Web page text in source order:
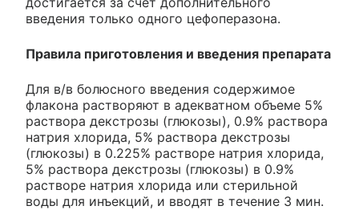
введения только одного цефоперазона.
Правила приготовления и введения препарата
Для в/в болюсного введения содержимое
флакона растворяют в адекватном объеме 5%
раствора декстрозы (глюкозы), 0.9% раствора
натрия хлорида, 5% раствора декстрозы
(глюкозы) в 0.225% растворе натрия хлорида,
5% раствора декстрозы (глюкозы) в 0.9%
растворе натрия хлорида или стерильной
воды для инъекций, и вводят в течение 3 мин.